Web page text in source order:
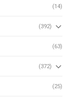
(14)
(392)
(63)
(372)
(25)